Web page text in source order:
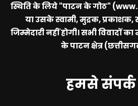
स्थिति के लिये"पाटन के गोठ"
या उसके स्वामी, मुद्रक,
जिम्मेदारी नहीं होगी। सभी विवादों का
के पाटन क्षेत्र
हमसे